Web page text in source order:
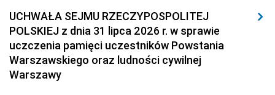
UCHWAŁA SEJMU RZECZYPOSPOLITEJ
POLSKIEJ z dnia 31 lipca 2026 r. w sprawie
uczczenia pamięci uczestników Powstania
Warszawskiego oraz ludności cywilnej
Warszawy